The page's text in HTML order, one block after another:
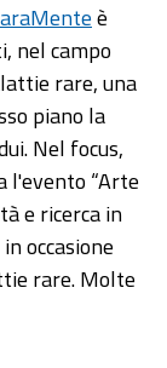
è
nel campo
rare, una
piano la
Nel focus,
l'evento “Arte
e ricerca in
occasione
rare. Molte